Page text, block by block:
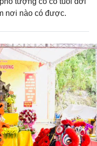
nơi nào có được.